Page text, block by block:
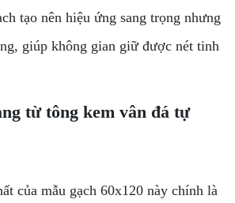
tạo nên hiệu ứng sang trọng nhưng
giúp không gian giữ được nét tinh
từ tông kem vân đá tự
của mẫu gạch 60x120 này chính là